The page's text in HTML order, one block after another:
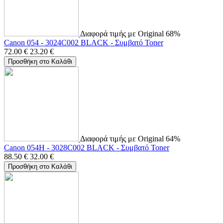
Διαφορά τιμής με Original 68%
Canon 054 - 3024C002 BLACK - Συμβατό Toner
72.00 € 23.20 €
Προσθήκη στο Καλάθι
Διαφορά τιμής με Original 64%
Canon 054H - 3028C002 BLACK - Συμβατό Toner
88.50 € 32.00 €
Προσθήκη στο Καλάθι